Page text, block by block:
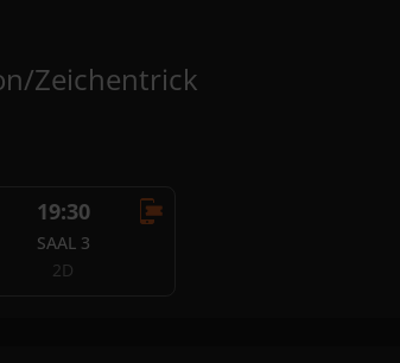
Zeichentrick
19:30
SAAL 3
2D